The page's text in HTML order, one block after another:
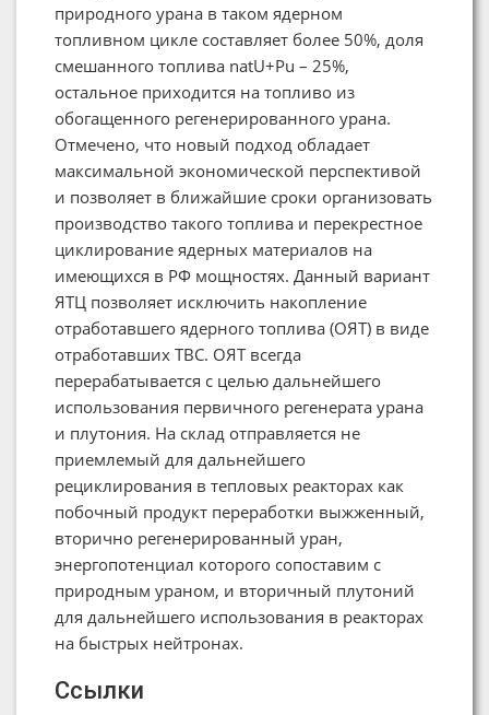
природного урана в таком ядерном
топливном цикле составляет более 50%, доля
смешанного топлива natU+Pu – 25%,
остальное приходится на топливо из
обогащенного регенерированного урана.
Отмечено, что новый подход обладает
максимальной экономической перспективой
и позволяет в ближайшие сроки организовать
производство такого топлива и перекрестное
циклирование ядерных материалов на
имеющихся в РФ мощностях. Данный вариант
ЯТЦ позволяет исключить накопление
отработавшего ядерного топлива (ОЯТ) в виде
отработавших ТВС. ОЯТ всегда
перерабатывается с целью дальнейшего
использования первичного регенерата урана
и плутония. На склад отправляется не
приемлемый для дальнейшего
рециклирования в тепловых реакторах как
побочный продукт переработки выжженный,
вторично регенерированный уран,
энергопотенциал которого сопоставим с
природным ураном, и вторичный плутоний
для дальнейшего использования в реакторах
на быстрых нейтронах.
Ссылки